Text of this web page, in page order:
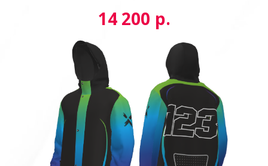
14 200 р.